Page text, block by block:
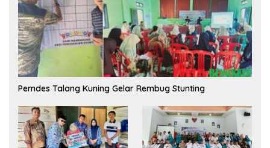
Pemdes Talang Kuning Gelar Rembug Stunting